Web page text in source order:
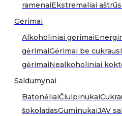
ramenaiEkstremaliai
Gėrimai
Alkoholiniai gėrimai
gėrimaiGėrimai be cukraus
gėrimaiNealkoholiniai
Saldumynai
BatonėliaiČiulpinukai
šokoladasGuminukaiJAV